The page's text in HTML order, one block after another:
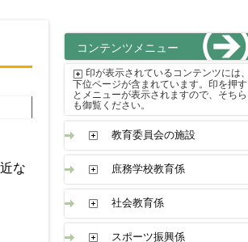
な
コンテンツメニュー
印が表示されているコンテンツには、
下位ページが含まれています。印を押す
とメニューが表示されますので、そちら
も御覧ください。
教育委員会の施設
庶務学校教育係
社会教育係
スポーツ振興係